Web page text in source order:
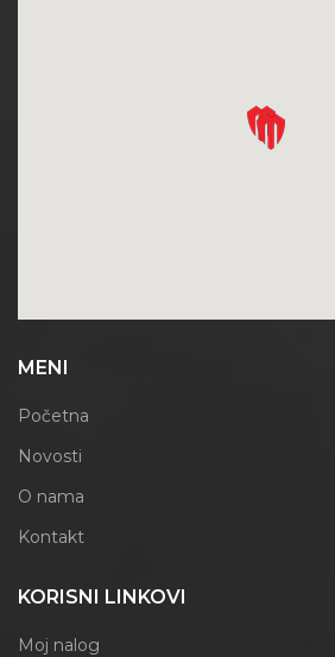
MENI
Početna
Novosti
O nama
Kontakt
KORISNI LINKOVI
Moj nalog